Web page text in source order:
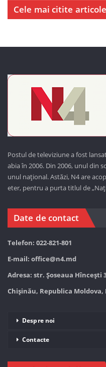
Cele mai citite articole
Postul de televiziune a fost
abia în 2006. Din 2006, unul din
unul național. Astăzi, N4 are
eter, pentru a purta titlul de
Date de contact
Telefon: 022-821-801
E-mail: office@n4.md
Adresa: str. Șoseaua Hînceşti
Chișinău, Republica Moldova,
Despre noi
Contacte